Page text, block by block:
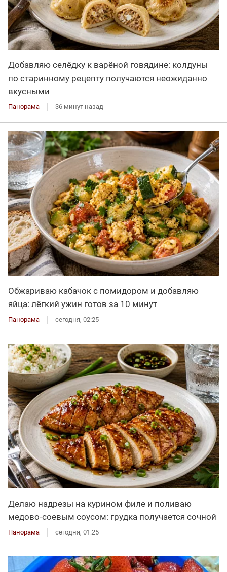
Добавляю селёдку к варёной говядине: колдуны
по старинному рецепту получаются неожиданно
вкусными
Панорама 36 минут назад
Обжариваю кабачок с помидором и добавляю
яйца: лёгкий ужин готов за 10 минут
Панорама сегодня, 02:25
Делаю надрезы на курином филе и поливаю
медово-соевым соусом: грудка получается сочной
Панорама сегодня, 01:25